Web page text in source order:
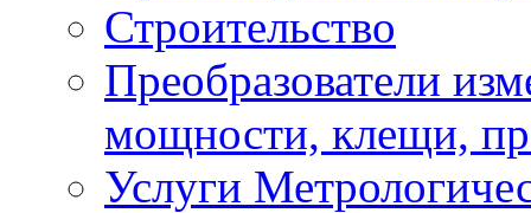
Строительство
Преобразователи
мощности, клещи,
Услуги